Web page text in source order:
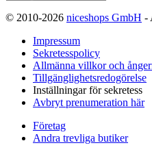
© 2010-2026 niceshops GmbH -
Impressum
Sekretesspolicy
Allmänna villkor och
Tillgänglighetsredogörelse
Inställningar för sekretess
Avbryt prenumeration här
Företag
Andra trevliga butiker